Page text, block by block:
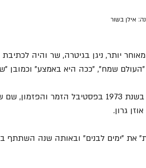
אילן בשור
יותר, ניגן בגיטרה, שר והיה
שמח", "ככה היא באמצע" וכמובן
12. במקביל לחברותו בלהקת "כוורת" השתתף שמיר בשנת 1973 בפסטיבל
גרון.
את "ימים לבנים" ובאותה שנה